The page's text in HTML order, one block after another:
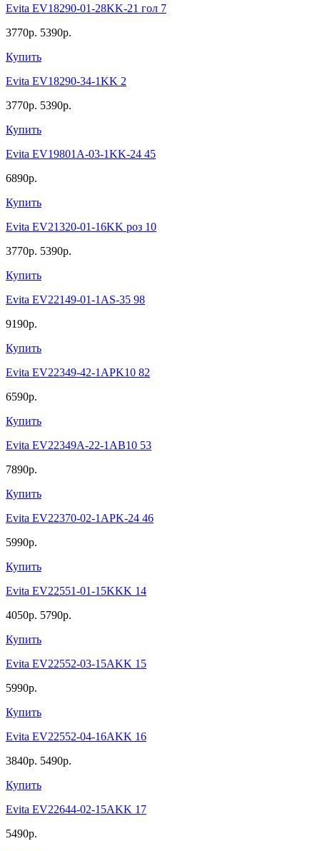
Evita EV18290-01-28KK-21 гол 7
3770р. 5390р.
Купить
Evita EV18290-34-1KK 2
3770р. 5390р.
Купить
Evita EV19801A-03-1KK-24 45
6890р.
Купить
Evita EV21320-01-16KK роз 10
3770р. 5390р.
Купить
Evita EV22149-01-1AS-35 98
9190р.
Купить
Evita EV22349-42-1APK10 82
6590р.
Купить
Evita EV22349A-22-1AB10 53
7890р.
Купить
Evita EV22370-02-1APK-24 46
5990р.
Купить
Evita EV22551-01-15KKK 14
4050р. 5790р.
Купить
Evita EV22552-03-15AKK 15
5990р.
Купить
Evita EV22552-04-16AKK 16
3840р. 5490р.
Купить
Evita EV22644-02-15AKK 17
5490р.